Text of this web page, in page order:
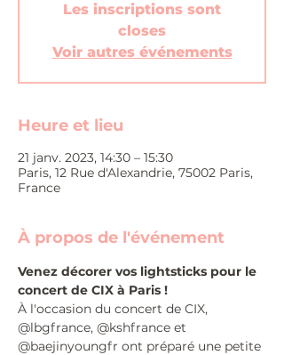
Les inscriptions sont
closes
Voir autres événements
Heure et lieu
21 janv. 2023, 14:30 – 15:30
Paris, 12 Rue d'Alexandrie, 75002 Paris,
France
À propos de l'événement
Venez décorer vos lightsticks pour le
concert de CIX à Paris !
À l'occasion du concert de CIX,
@lbgfrance, @kshfrance et
@baejinyoungfr ont préparé une petite